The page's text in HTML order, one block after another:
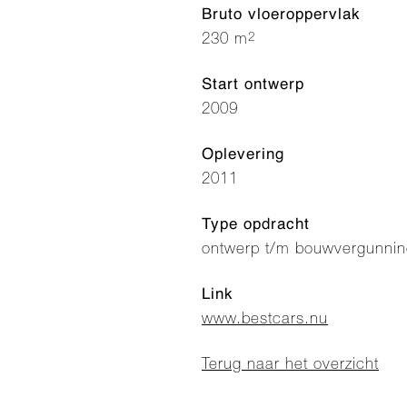
Bruto vloeroppervlak
230 m2
Start ontwerp
2009
Oplevering
2011
Type opdracht
ontwerp t/m
Link
www.bestcars.nu
Terug naar het overzicht